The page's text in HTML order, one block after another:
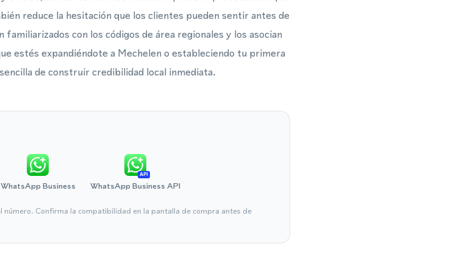
reduce la hesitación que los clientes pueden sentir antes de
con los códigos de área regionales y los asocian
estés expandiéndote a Mechelen o estableciendo tu primera
de construir credibilidad local inmediata.
WhatsApp Business
API
WhatsApp Business API
número. Confirma la compatibilidad en la pantalla de compra antes de